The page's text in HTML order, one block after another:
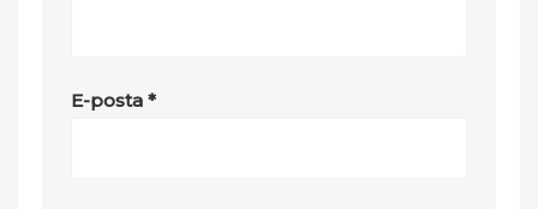
E-posta*